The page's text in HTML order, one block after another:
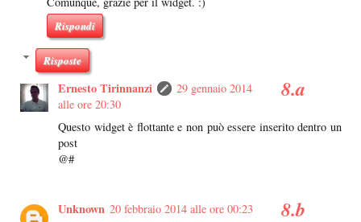
Rispondi
Risposte
Ernesto Tirinnanzi
29 gennaio 2014
alle ore 20:30
Questo widget è flottante e non può essere inserito dentro un
post
@#
Unknown 20 febbraio 2014 alle ore 00:23